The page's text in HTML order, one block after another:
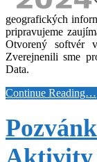
geografických
pripravujeme
Otvorený softvér
Zverejnenili sme
Data.
Continue Reading…